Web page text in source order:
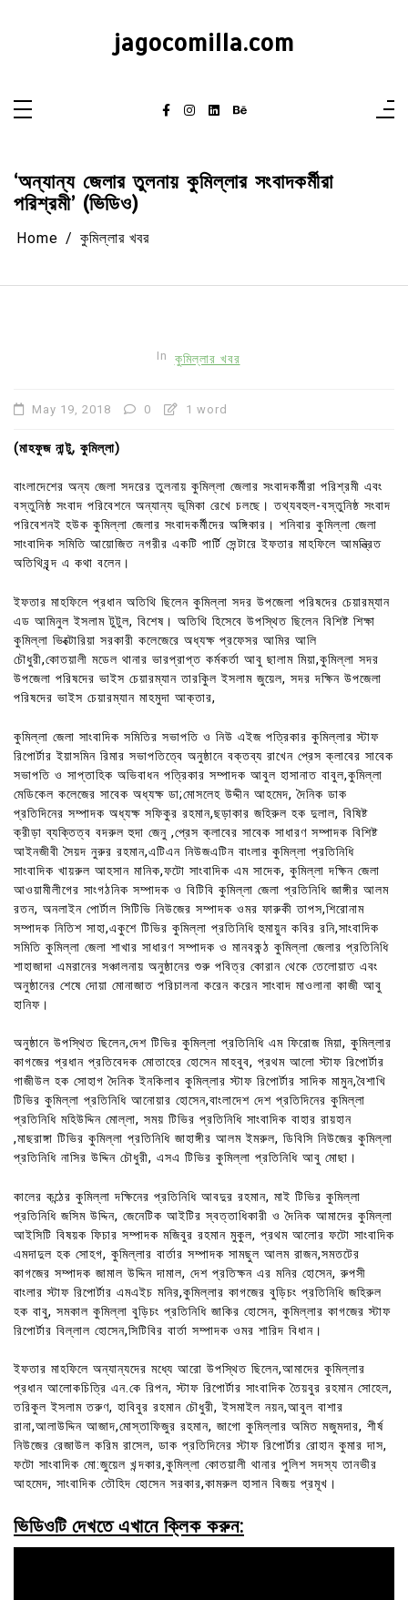
jagocomilla.com
‘অন্যান্য জেলার তুলনায় কুমিল্লার সংবাদকর্মীরা
পরিশ্রমী’ (ভিডিও)
Home কুমিল্লার খবর
In কুমিল্লার খবর
May 19, 2018 0 1 word
(মাহফুজ নান্টু, কুমিল্লা)
বাংলাদেশের অন্য জেলা সদরের তুলনায় কুমিল্লা জেলার সংবাদকর্মীরা পরিশ্রমী এবং
বস্তুনিষ্ঠ সংবাদ পরিবেশনে অন্যান্য ভূমিকা রেখে চলছে। তথ্যবহুল-বস্তুনিষ্ঠ সংবাদ
পরিবেশনই হউক কুমিল্লা জেলার সংবাদকর্মীদের অঙ্গিকার। শনিবার কুমিল্লা জেলা
সাংবাদিক সমিতি আয়োজিত নগরীর একটি পার্টি সেন্টারে ইফতার মাহফিলে আমন্ত্রিত
অতিথিবৃন্দ এ কথা বলেন।
ইফতার মাহফিলে প্রধান অতিথি ছিলেন কুমিল্লা সদর উপজেলা পরিষদের চেয়ারম্যান
এড আমিনুল ইসলাম টুটুল, বিশেষ। অতিথি হিসেবে উপস্থিত ছিলেন বিশিষ্ট শিক্ষা
কুমিল্লা ভিক্টোরিয়া সরকারী কলেজেরে অধ্যক্ষ প্রফেসর আমির আলি
চৌধুরী,কোতয়ালী মডেল থানার ভারপ্রাপ্ত কর্মকর্তা আবু ছালাম মিয়া,কুমিল্লা সদর
উপজেলা পরিষদের ভাইস চেয়ারম্যান তারকিুল ইসলাম জুয়েল, সদর দক্ষিন উপজেলা
পরিষদের ভাইস চেয়ারম্যান মাহমুদা আক্তার,
কুমিল্লা জেলা সাংবাদিক সমিতির সভাপতি ও নিউ এইজ পত্রিকার কুমিল্লার স্টাফ
রিপোর্টার ইয়াসমিন রিমার সভাপতিত্বে অনুষ্ঠানে বক্তব্য রাখেন প্রেস ক্লাবের সাবেক
সভাপতি ও সাপ্তাহিক অভিবাধন পত্রিকার সম্পাদক আবুল হাসানাত বাবুল,কুমিল্লা
মেডিকেল কলেজের সাবেক অধ্যক্ষ ডা;মোসলেহ উদ্দীন আহমেদ, দৈনিক ডাক
প্রতিদিনের সম্পাদক অধ্যক্ষ সফিকুর রহমান,ছড়াকার জহিরুল হক দুলাল, বিষিষ্ট
ক্রীড়া ব্যক্তিত্ব বদরুল হুদা জেনু ,প্রেস ক্লাবের সাবেক সাধারণ সম্পাদক বিশিষ্ট
আইনজীবী সৈয়দ নুরুর রহমান,এটিএন নিউজএটিন বাংলার কুমিল্লা প্রতিনিধি
সাংবাদিক খায়রুল আহসান মানিক,ফটো সাংবাদিক এম সাদেক, কুমিল্লা দক্ষিন জেলা
আওয়ামীলীগের সাংগঠনিক সম্পাদক ও বিটিবি কুমিল্লা জেলা প্রতিনিধি জাঙ্গীর আলম
রতন, অনলাইন পোর্টাল সিটিভি নিউজের সম্পাদক ওমর ফারুকী তাপস,শিরোনাম
সম্পাদক নিতিশ সাহা,একুশে টিভির কুমিল্লা প্রতিনিধি হুমায়ুন কবির রনি,সাংবাদিক
সমিতি কুমিল্লা জেলা শাখার সাধারণ সম্পাদক ও মানবকন্ঠ কুমিল্লা জেলার প্রতিনিধি
শাহাজাদা এমরানের সঞ্চালনায় অনুষ্ঠানের শুরু পবিত্র কোরান থেকে তেলোয়াত এবং
অনুষ্ঠানের শেষে দোয়া মোনাজাত পরিচালনা করেন করেন সাংবাদ মাওলানা কাজী আবু
হানিফ।
অনুষ্ঠানে উপস্থিত ছিলেন,দেশ টিভির কুমিল্লা প্রতিনিধি এম ফিরোজ মিয়া, কুমিল্লার
কাগজের প্রধান প্রতিবেদক মোতাহের হোসেন মাহবুব, প্রথম আলো স্টাফ রিপোর্টার
গাজীউল হক সোহাগ দৈনিক ইনকিলাব কুমিল্লার স্টাফ রিপোর্টার সাদিক মামুন,বৈশাখি
টিভির কুমিল্লা প্রতিনিধি আনোয়ার হোসেন,বাংলাদেশ দেশ প্রতিদিনের কুমিল্লা
প্রতিনিধি মহিউদ্দিন মোল্লা, সময় টিভির প্রতিনিধি সাংবাদিক বাহার রায়হান
,মাছরাঙ্গা টিভির কুমিল্লা প্রতিনিধি জাহাঙ্গীর আলম ইমরুল, ডিবিসি নিউজের কুমিল্লা
প্রতিনিধি নাসির উদ্দিন চৌধুরী, এসএ টিভির কুমিল্লা প্রতিনিধি আবু মোছা।
কালের কন্ঠের কুমিল্লা দক্ষিনের প্রতিনিধি আবদুর রহমান, মাই টিভির কুমিল্লা
প্রতিনিধি জসিম উদ্দিন, জেনেটিক আইটির স্বত্তাধিকারী ও দৈনিক আমাদের কুমিল্লা
আইসিটি বিষয়ক ফিচার সম্পাদক মজিবুর রহমান মুকুল, প্রথম আলোর ফটো সাংবাদিক
এমদাদুল হক সোহগ, কুমিল্লার বার্তার সম্পাদক সামছুল আলম রাজন,সমতটের
কাগজের সম্পাদক জামাল উদ্দিন দামাল, দেশ প্রতিক্ষন এর মনির হোসেন, রুপসী
বাংলার স্টাফ রিপোর্টার এমএইচ মনির,কুমিল্লার কাগজের বুড়িচং প্রতিনিধি জহিরুল
হক বাবু, সমকাল কুমিল্লা বুড়িচং প্রতিনিধি জাকির হোসেন, কুমিল্লার কাগজের স্টাফ
রিপোর্টার বিল্লাল হোসেন,সিটিবির বার্তা সম্পাদক ওমর শারিদ বিধান।
ইফতার মাহফিলে অন্যান্যদের মধ্যে আরো উপস্থিত ছিলেন,আমাদের কুমিল্লার
প্রধান আলোকচিত্রি এন.কে রিপন, স্টাফ রিপোর্টার সাংবাদিক তৈয়বুর রহমান সোহেল,
তরিকুল ইসলাম তরুণ, হাবিবুর রহমান চৌধুরী, ইসমাইল নয়ন,আবুল বাশার
রানা,আলাউদ্দিন আজাদ,মোস্তাফিজুর রহমান, জাগো কুমিল্লার অমিত মজুমদার, শীর্ষ
নিউজের রেজাউল করিম রাসেল, ডাক প্রতিদিনের স্টাফ রিপোর্টার রোহান কুমার দাস,
ফটো সাংবাদিক মো:জুয়েল খন্দকার,কুমিল্লা কোতয়ালী থানার পুলিশ সদস্য তানভীর
আহমেদ, সাংবাদিক তৌহিদ হোসেন সরকার,কামরুল হাসান বিজয় প্রমূখ।
ভিডিওটি দেখতে এখানে ক্লিক করুন: